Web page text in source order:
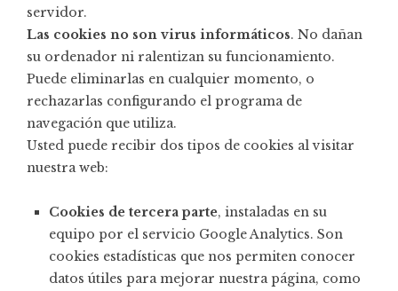
servidor.
Las cookies no son virus informáticos. No dañan
su ordenador ni ralentizan su funcionamiento.
Puede eliminarlas en cualquier momento, o
rechazarlas configurando el programa de
navegación que utiliza.
Usted puede recibir dos tipos de cookies al visitar
nuestra web:
Cookies de tercera parte, instaladas en su
equipo por el servicio Google Analytics. Son
cookies estadísticas que nos permiten conocer
datos útiles para mejorar nuestra página, como